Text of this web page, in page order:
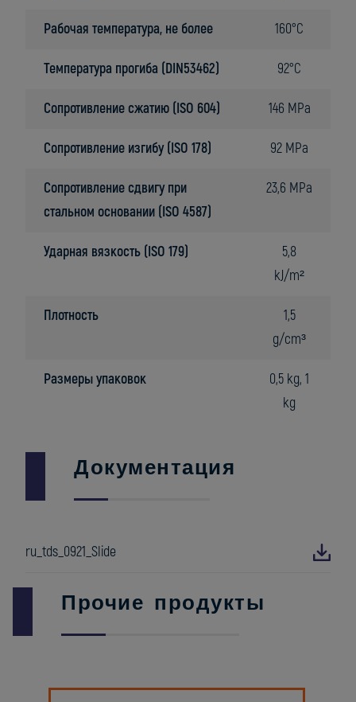
Рабочая температура, не более 160°C
Температура прогиба (DIN53462) 92°C
Сопротивление сжатию (ISO 604) 146 MPa
Сопротивление изгибу (ISO 178) 92 MPa
Сопротивление сдвигу при
стальном основании (ISO 4587)
23,6 MPa
Ударная вязкость (ISO 179)
5,8
kJ/m²
Плотность
1,5
g/cm³
Размеры упаковок
0,5 kg, 1
kg
Документация
ru_tds_0921_Slide
Прочие продукты